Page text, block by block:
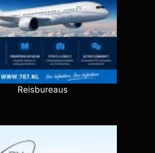
Reisbureaus